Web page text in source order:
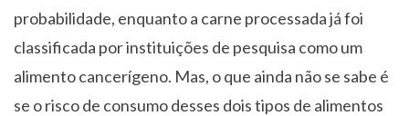
probabilidade, enquanto a carne processada já foi
classificada por instituições de pesquisa como um
alimento cancerígeno. Mas, o que ainda não se sabe é
se o risco de consumo desses dois tipos de alimentos